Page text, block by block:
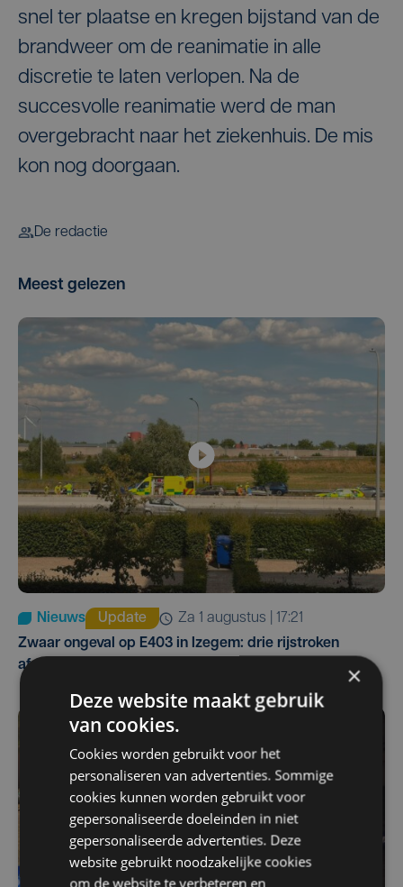
snel ter plaatse en kregen bijstand van de
brandweer om de reanimatie in alle
discretie te laten verlopen. Na de
succesvolle reanimatie werd de man
overgebracht naar het ziekenhuis. De mis
kon nog doorgaan.
De redactie
Meest gelezen
Nieuws Update
za 1 augustus | 17:21
Zwaar ongeval op E403 in Izegem: drie rijstroken
afgesloten
×
Deze website maakt gebruik
van cookies.
Cookies worden gebruikt voor het
personaliseren van advertenties. Sommige
cookies kunnen worden gebruikt voor
gepersonaliseerde doeleinden in niet
gepersonaliseerde advertenties. Deze
website gebruikt noodzakelijke cookies
om de website te verbeteren en